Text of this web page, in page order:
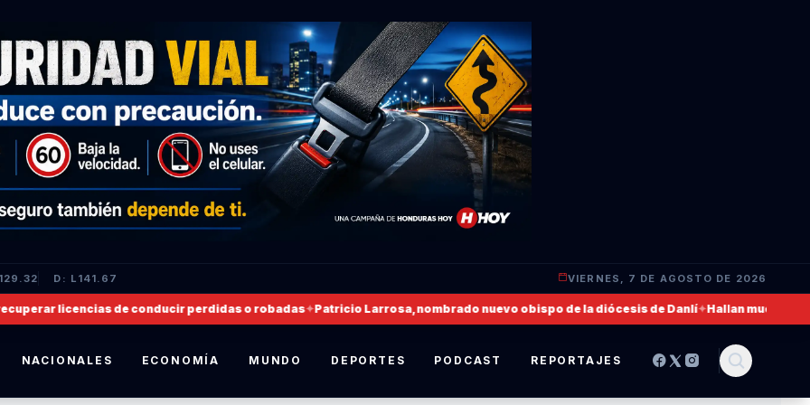
D: L141.67 VIERNES, 7 DE AGOSTO DE 2026
licencias de conducir perdidas o robadas✦Patricio Larrosa, nombrado nuevo obispo de la diócesis de Danlí✦Hallan muerto a un
NACIONALES ECONOMÍA MUNDO DEPORTES PODCAST REPORTAJES